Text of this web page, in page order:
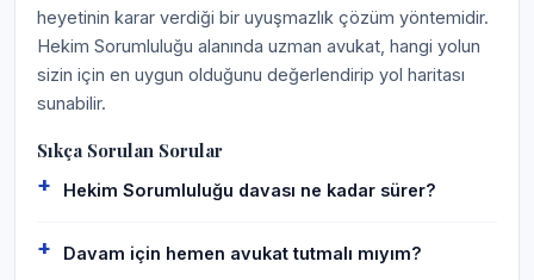
heyetinin karar verdiği bir uyuşmazlık çözüm yöntemidir.
Hekim Sorumluluğu alanında uzman avukat, hangi yolun
sizin için en uygun olduğunu değerlendirip yol haritası
sunabilir.
Sıkça Sorulan Sorular
Hekim Sorumluluğu davası ne kadar sürer?
Davam için hemen avukat tutmalı mıyım?